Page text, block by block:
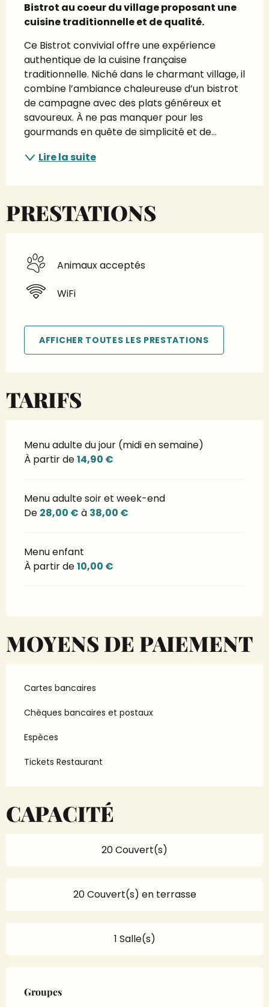
Bistrot au coeur du village proposant une
cuisine traditionnelle et de qualité.
Ce Bistrot convivial offre une expérience
authentique de la cuisine française
traditionnelle. Niché dans le charmant village, il
combine l’ambiance chaleureuse d’un bistrot
de campagne avec des plats généreux et
savoureux. À ne pas manquer pour les
gourmands en quête de simplicité et de...
Lire la suite
PRESTATIONS
Animaux acceptés
WiFi
AFFICHER TOUTES LES PRESTATIONS
TARIFS
Menu adulte du jour (midi en semaine)
À partir de14,90 €
Menu adulte soir et week-end
De 28,00 € à 38,00 €
Menu enfant
À partir de10,00 €
MOYENS DE PAIEMENT
Cartes bancaires
Chèques bancaires et postaux
Espèces
Tickets Restaurant
CAPACITÉ
20 Couvert(s)
20 Couvert(s) en terrasse
1 Salle(s)
Groupes
Groupes